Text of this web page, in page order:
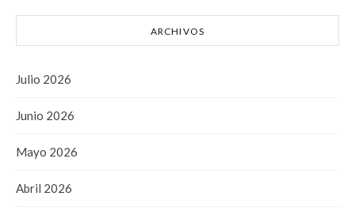
ARCHIVOS
Julio 2026
Junio 2026
Mayo 2026
Abril 2026